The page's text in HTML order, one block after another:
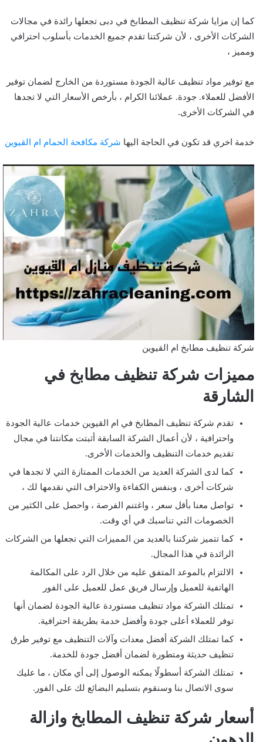
كما إن مزايا شركة تنظيف المطابخ في دبى تجعلها رائدة في مجالات
الشركات الأخرى ، لأن شركتنا تقدم جميع الخدمات بأسلوب احترافي
ومميز ،
مع توفير مواد تنظيف عالية الجودة مستوردة من الخارج لضمان توفير
الأفضل للعملاء. جودة. عملائنا الكرام ، بأرخص الأسعار التي لا تجدها
في الشركات الأخرى.
خدمة اخري قد تكون في الحاجة اليها شركة مكافحة الحمام ام القيوين
شركة تنظيف مطابخ ام القيوين
مميزات شركة تنظيف مطابخ في
الشارقة
تقدم شركة تنظيف المطابخ في ام القيوين خدمات عالية الجودة
واحترافية ، لأن أعمال الشركة السابقة أثبتت مكانتنا في مجال
تقديم خدمات التنظيف والخدمات الأخرى.
كما لدى الشركة العديد من الخدمات الممتازة التي لا تجدها في
شركات أخرى ، وبنفس الكفاءة والاحتراف التي نقدمها لك ،
تواصل معنا بأقل سعر ، واغتنم الفرصة ، واحصل على الكثير من
الخصومات التي تناسبك في أي وقت.
كما تتميز شركتنا بالعديد من المميزات التي تجعلها من الشركات
الرائدة في هذا المجال.
الالتزام بالموعد المتفق عليه من خلال الرد على المكالمة
الهاتفية للعميل وإرسال فريق عمل للعميل على الفور
تمتلك الشركة مواد تنظيف مستوردة عالية الجودة لضمان أنها
توفر للعملاء أعلى جودة وأفضل خدمة بطريقة احترافية.
كما تمتلك الشركة أفضل معدات وآلات التنظيف مع توفير طرق
تنظيف حديثة ومتطورة لضمان أفضل جودة للخدمة.
تمتلك الشركة أسطولًا يمكنه الوصول إلى أي مكان ، ما عليك
سوى الاتصال بنا وسنقوم بتسليم البضائع لك على الفور.
أسعار شركة تنظيف المطابخ وازالة